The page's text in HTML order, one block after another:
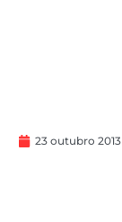
23 outubro 2013